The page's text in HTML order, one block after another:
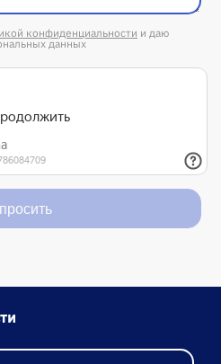
конфиденциальности и даю
данных